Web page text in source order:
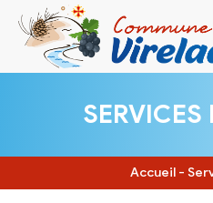
VIVRE
SE
SERVICES
Accueil -